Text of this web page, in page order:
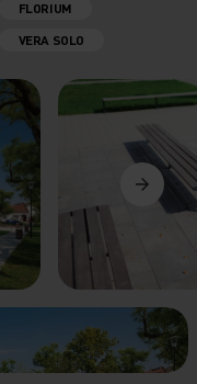
FLORIUM
VERA SOLO
Dalej